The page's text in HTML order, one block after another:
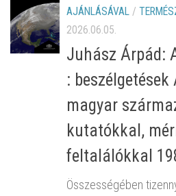
AJÁNLÁSÁVAL /
2026.06.05.
Juhász Árpád:
:
magyar
kutatókkal,
feltalálókkal
Összességében